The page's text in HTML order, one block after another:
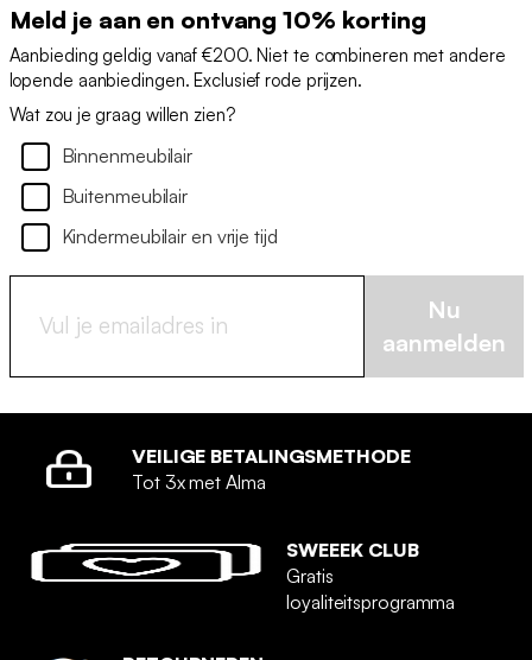
Meld je aan en ontvang 10% korting
Aanbieding geldig vanaf €200. Niet te combineren met andere
lopende aanbiedingen. Exclusief rode prijzen.
Wat zou je graag willen zien?
Binnenmeubilair
Buitenmeubilair
Kindermeubilair en vrije tijd
Nu
aanmelden
VEILIGE BETALINGSMETHODE
Tot 3x met Alma
SWEEEK CLUB
Gratis
loyaliteitsprogramma